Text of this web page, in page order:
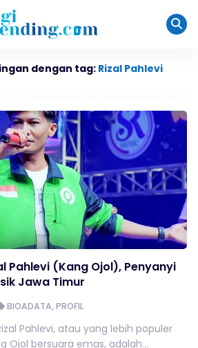
dengan tag: Rizal Pahlevi
Pahlevi (Kang Ojol), Penyanyi
Jawa Timur
BIOADATA,PROFIL
Pahlevi, atau yang lebih populer
Ojol bersuara emas, adalah...